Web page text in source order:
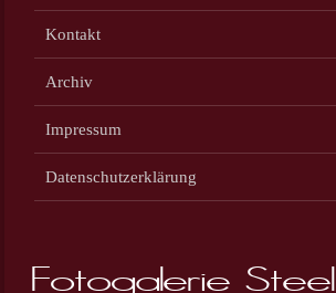
Kontakt
Archiv
Impressum
Datenschutzerklärung
Fotogalerie Steel